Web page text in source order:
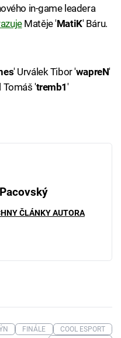
in-game leadera
Matěje 'MatiK' Báru.
' Urválek Tibor 'wapreN'
Tomáš 'tremb1'
ČLÁNKY AUTORA
FINÁLE
COOL ESPORT